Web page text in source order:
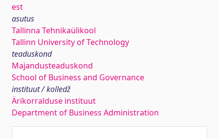
est
asutus
Tallinna Tehnikaülikool
Tallinn University of Technology
teaduskond
Majandusteaduskond
School of Business and Governance
instituut / kolledž
Ärikorralduse instituut
Department of Business Administration